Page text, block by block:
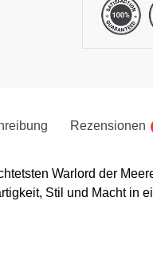
Rezensionen
Warlord der
Stil und Macht in